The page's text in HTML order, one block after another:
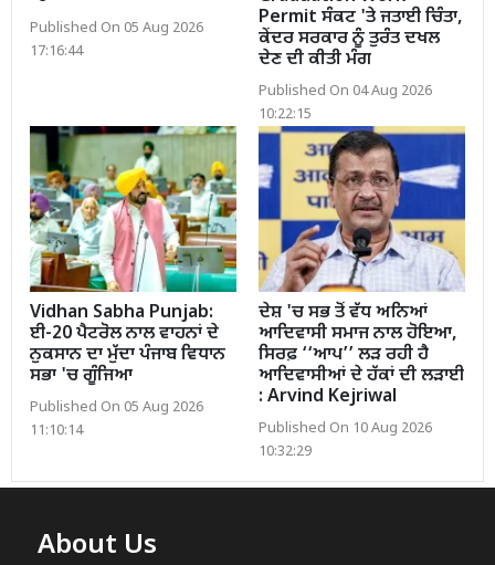
Published On 05 Aug 2026
17:16:44
Permit ਸੰਕਟ 'ਤੇ ਜਤਾਈ ਚਿੰਤਾ,
ਕੇਂਦਰ ਸਰਕਾਰ ਨੂੰ ਤੁਰੰਤ ਦਖਲ
ਦੇਣ ਦੀ ਕੀਤੀ ਮੰਗ
Published On 04 Aug 2026
10:22:15
Vidhan Sabha Punjab:
ਈ-20 ਪੈਟਰੋਲ ਨਾਲ ਵਾਹਨਾਂ ਦੇ
ਨੁਕਸਾਨ ਦਾ ਮੁੱਦਾ ਪੰਜਾਬ ਵਿਧਾਨ
ਸਭਾ 'ਚ ਗੂੰਜਿਆ
Published On 05 Aug 2026
11:10:14
ਦੇਸ਼ 'ਚ ਸਭ ਤੋਂ ਵੱਧ ਅਨਿਆਂ
ਆਦਿਵਾਸੀ ਸਮਾਜ ਨਾਲ ਹੋਇਆ,
ਸਿਰਫ਼ ‘‘ਆਪ’’ ਲੜ ਰਹੀ ਹੈ
ਆਦਿਵਾਸੀਆਂ ਦੇ ਹੱਕਾਂ ਦੀ ਲੜਾਈ
: Arvind Kejriwal
Published On 10 Aug 2026
10:32:29
About Us